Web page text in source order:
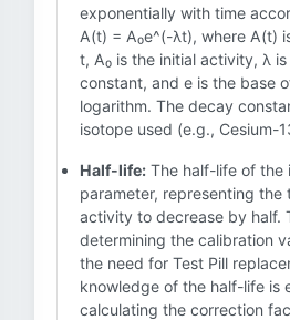
exponentially with time
A(t) = A₀e^(-λt), where A(t)
t, A₀ is the initial activity, λ
constant, and e is the base
logarithm. The decay
isotope used (e.g., Cesium-
Half-life: The half-life of the
parameter, representing the
activity to decrease by half.
determining the calibration
the need for Test Pill
knowledge of the half-life is
calculating the correction